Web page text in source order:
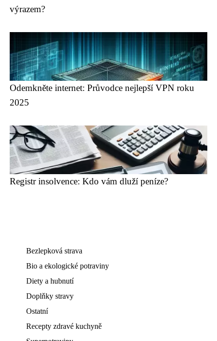
výrazem?
Odemkněte internet: Průvodce nejlepší VPN roku
2025
Registr insolvence: Kdo vám dluží peníze?
Bezlepková strava
Bio a ekologické potraviny
Diety a hubnutí
Doplňky stravy
Ostatní
Recepty zdravé kuchyně